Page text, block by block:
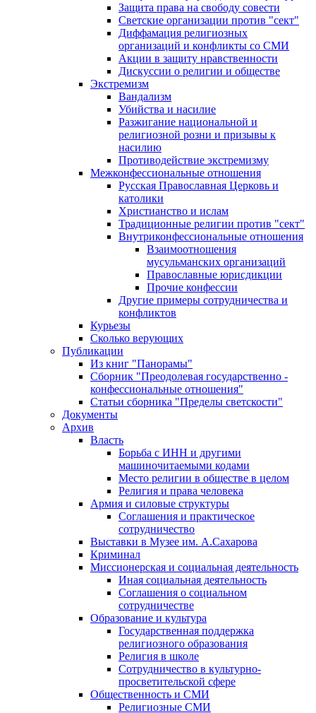
Защита права на свободу совести
Светские организации против "сект"
Диффамация религиозных
организаций и конфликты со СМИ
Акции в защиту нравственности
Дискуссии о религии и обществе
Экстремизм
Вандализм
Убийства и насилие
Разжигание национальной и
религиозной розни и призывы к
насилию
Противодействие экстремизму
Межконфессиональные отношения
Русская Православная Церковь и
католики
Христианство и ислам
Традиционные религии против "сект"
Внутриконфессиональные отношения
Взаимоотношения
мусульманских организаций
Православные юрисдикции
Прочие конфессии
Другие примеры сотрудничества и
конфликтов
Курьезы
Сколько верующих
Публикации
Из книг "Панорамы"
Сборник "Преодолевая государственно -
конфессиональные отношения"
Статьи сборника "Пределы светскости"
Документы
Архив
Власть
Борьба с ИНН и другими
машиночитаемыми кодами
Место религии в обществе в целом
Религия и права человека
Армия и силовые структуры
Соглашения и практическое
сотрудничество
Выставки в Музее им. А.Сахарова
Криминал
Миссионерская и социальная деятельность
Иная социальная деятельность
Соглашения о социальном
сотрудничестве
Образование и культура
Государственная поддержка
религиозного образования
Религия в школе
Сотрудничество в культурно-
просветительской сфере
Общественность и СМИ
Религиозные СМИ